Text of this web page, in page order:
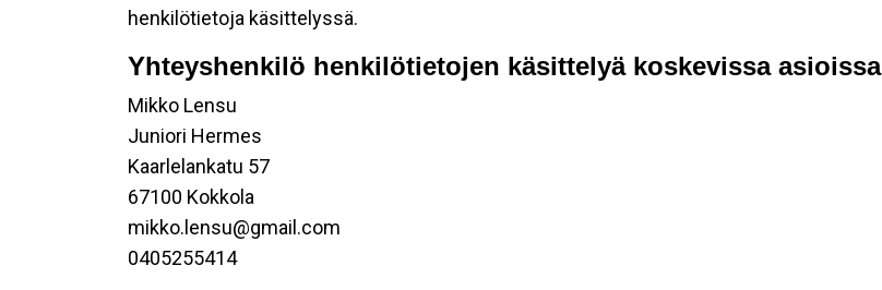
henkilötietoja käsittelyssä.
Yhteyshenkilö henkilötietojen käsittelyä koskevissa asioissa
Mikko Lensu
Juniori Hermes
Kaarlelankatu 57
67100 Kokkola
mikko.lensu@gmail.com
0405255414